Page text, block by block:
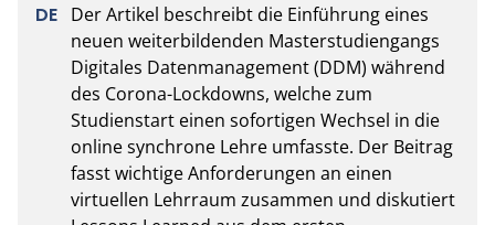
Der Artikel beschreibt die Einführung eines
neuen weiterbildenden Masterstudiengangs
Digitales Datenmanagement (DDM) während
des Corona-Lockdowns, welche zum
Studienstart einen sofortigen Wechsel in die
online synchrone Lehre umfasste. Der Beitrag
fasst wichtige Anforderungen an einen
virtuellen Lehrraum zusammen und diskutiert